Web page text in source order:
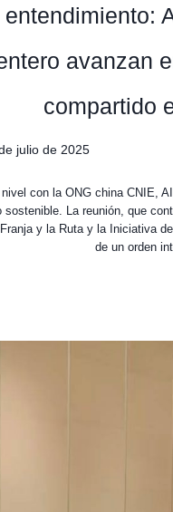
avanzan
compartido
julio de 2025
con la ONG china CNIE,
sostenible. La reunión, que
y la Ruta y la Iniciativa
de un orden